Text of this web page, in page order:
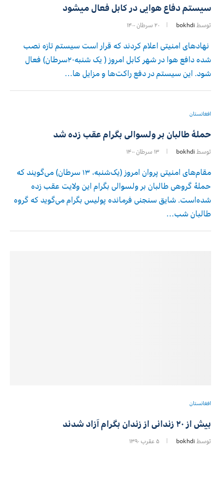
سیستم دفاع هوایی در کابل فعال میشود
توسط bokhdi ۲۰ سرطان ۱۴۰۰
نهادهای امنیتی اعلام کردند که قرار است سیستم تازه نصب
شده‌ دافع هوا در شهر کابل امروز ( یک‌ شنبه۲۰سرطان) فعال
شود. این سیستم در دفع راکت‌ها و مزایل‌ ها…
افغانستان
حملۀ طالبان بر ولسوالی بگرام عقب زده شد
توسط bokhdi ۱۳ سرطان ۱۴۰۰
مقام‌های امنیتی پروان امروز (یک‌شنبه، ۱۳ سرطان) می‌گویند که
حملۀ گروهی طالبان بر ولسوالی بگرام این ولایت عقب زده
شده‌است. شایق سنجنی فرمانده پولیس بگرام می‌گوید که گروه
طالبان شب…
افغانستان
بیش از ۲۰ زندانی از زندان بگرام آزاد شدند
توسط bokhdi ۵ عقرب ۱۳۹۰